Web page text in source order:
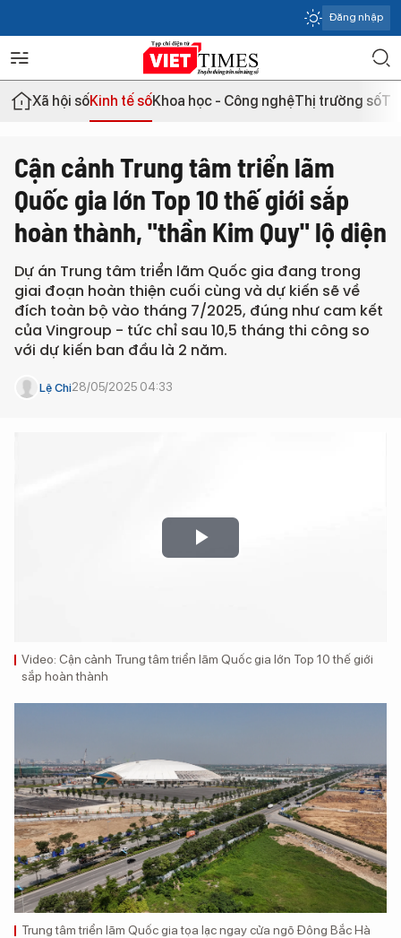
Đăng nhập
Xã hội sốKinh tế sốKhoa học - Công nghệThị trường số
Cận cảnh Trung tâm triển lãm
Quốc gia lớn Top 10 thế giới sắp
hoàn thành, "thần Kim Quy" lộ diện
Dự án Trung tâm triển lãm Quốc gia đang trong
giai đoạn hoàn thiện cuối cùng và dự kiến sẽ về
đích toàn bộ vào tháng 7/2025, đúng như cam kết
của Vingroup - tức chỉ sau 10,5 tháng thi công so
với dự kiến ban đầu là 2 năm.
Lệ Chi28/05/2025 04:33
Play
Video: Cận cảnh Trung tâm triển lãm Quốc gia lớn Top 10 thế giới
sắp hoàn thành
Trung tâm triển lãm Quốc gia tọa lạc ngay cửa ngõ Đông Bắc Hà